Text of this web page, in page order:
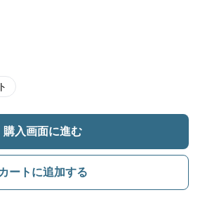
購入画面に進む
カートに追加する